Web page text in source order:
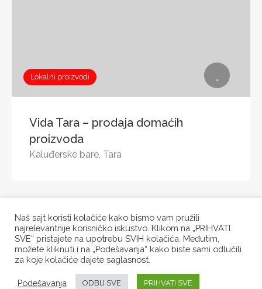
Lokalni proizvodi
Vida Tara – prodaja domaćih
proizvoda
Kaluđerske bare, Tara
1 2 3
Odmorika.rs tim © 2021/23. Sva prava zadržana. Dodatne
Naš sajt koristi kolačiće kako bismo vam pružili
najrelevantnije korisničko iskustvo. Klikom na „PRIHVATI
SVE“ pristajete na upotrebu SVIH kolačića. Međutim,
možete kliknuti i na „Podešavanja“ kako biste sami odlučili
za koje kolačiće dajete saglasnost.
Podešavanja ODBIJ SVE PRIHVATI SVE